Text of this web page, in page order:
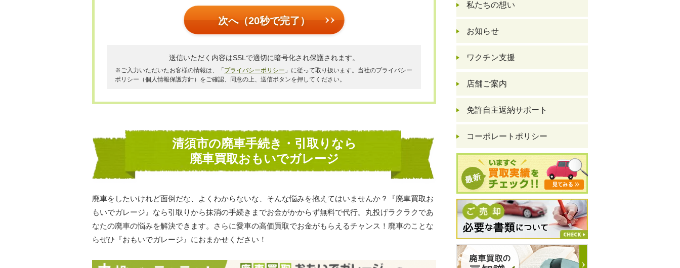
次へ（20秒で完了）
送信いただく内容はSSLで適切に暗号化され保護されます。
※ご入力いただいたお客様の情報は、「 プライバシーポリシー 」に従って取り扱います。当社のプライバシー
ポリシー（個人情報保護方針）をご確認、同意の上、送信ボタンを押してください。
清須市の廃車手続き・引取りなら
廃車買取おもいでガレージ
廃車をしたいけれど面倒だな、よくわからないな、そんな悩みを抱えてはいませんか？『廃車買取お
もいでガレージ』なら引取りから抹消の手続きまでお金がかからず無料で代行。丸投げラクラクであ
なたの廃車の悩みを解決できます。さらに愛車の高価買取でお金がもらえるチャンス！廃車のことな
らぜひ『おもいでガレージ』におまかせください！
私たちの想い
お知らせ
ワクチン支援
店舗ご案内
免許自主返納サポート
コーポレートポリシー